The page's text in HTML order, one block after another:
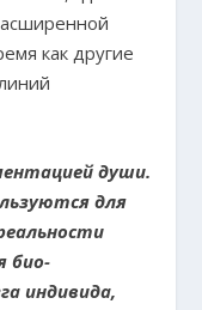
как другие
души.
для
био-
индивида,